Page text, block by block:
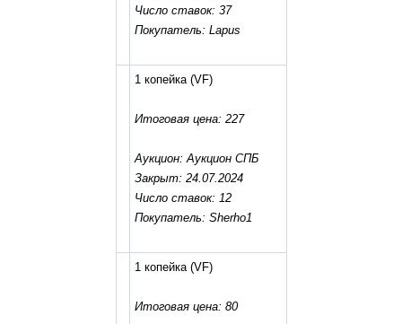
Число ставок: 37
Покупатель: Lapus
1 копейка (VF)
Итоговая цена: 227
Аукцион: Аукцион СПБ
Закрыт: 24.07.2024
Число ставок: 12
Покупатель: Sherho1
1 копейка (VF)
Итоговая цена: 80